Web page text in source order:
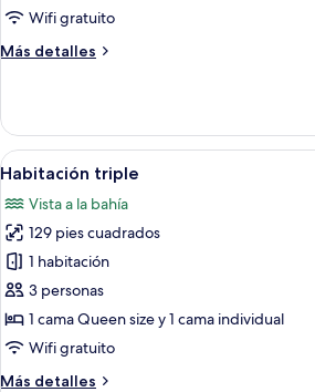
Wifi gratuito
Más detalles
Más
familiar
Abrir
todas
las
fotos
de
Habitación
triple
Una
7
Habitación triple
Vista a la bahía
129 pies cuadrados
1 habitación
3 personas
1 cama Queen size y 1 cama individual
Wifi gratuito
Más detalles
Más